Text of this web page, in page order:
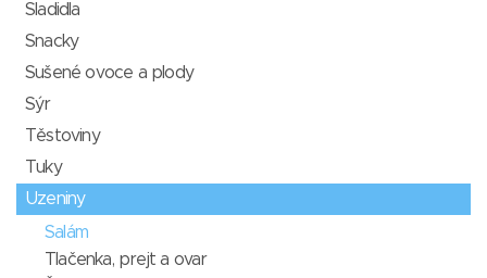
Sladidla
Snacky
Sušené ovoce a plody
Sýr
Těstoviny
Tuky
Uzeniny
Salám
Tlačenka, prejt a ovar